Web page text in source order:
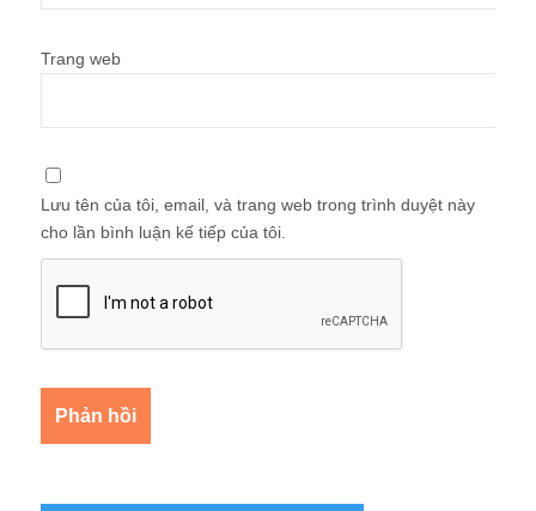
Trang web
Lưu tên của tôi, email, và trang web trong trình duyệt này
cho lần bình luận kế tiếp của tôi.